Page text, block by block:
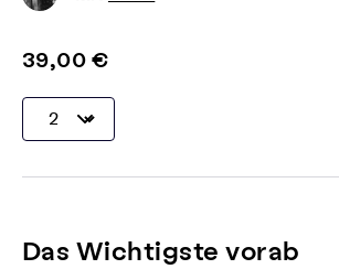
39,00 €
Das Wichtigste vorab